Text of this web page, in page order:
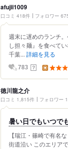
afujii1009
口コミ 418件 フォロワー
週末に遅めのランチ
し担々麺』を食べて
千葉... 詳細を見る
783 ？
徳川龍之介
口コミ 1,815件 フォロワー
暑い日でもいつで
【瑞江・篠崎で有名
街道沿い このエリア